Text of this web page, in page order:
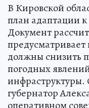
В Кировской
план адаптации
Документ
должны снизить
погодных
губернатор
оперативном